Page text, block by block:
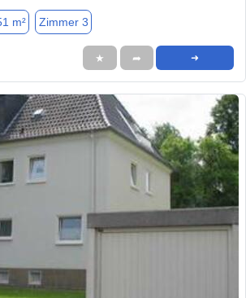
m² Zimmer 3
★ ➦ ➜